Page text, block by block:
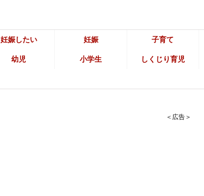
妊娠したい 妊娠 子育て
幼児 小学生 しくじり育児
＜広告＞